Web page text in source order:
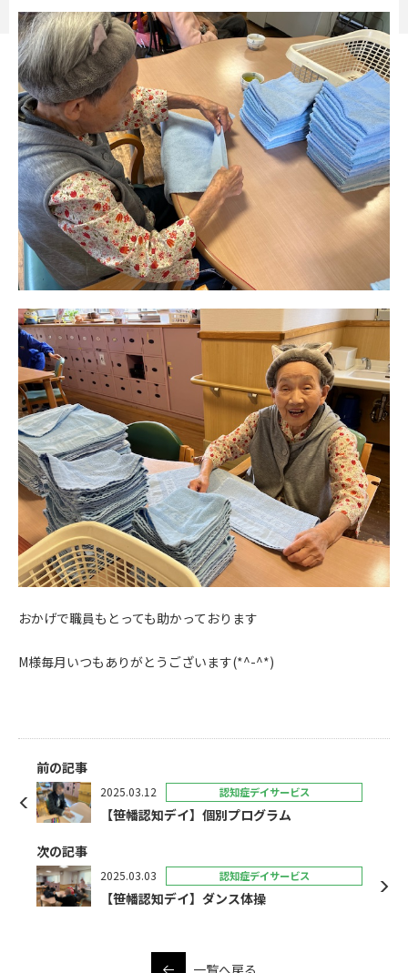
おかげで職員もとっても助かっております
M様毎月いつもありがとうございます(*^-^*)
前の記事
2025.03.12 認知症デイサービス
【笹幡認知デイ】個別プログラム
次の記事
2025.03.03 認知症デイサービス
【笹幡認知デイ】ダンス体操
一覧へ戻る